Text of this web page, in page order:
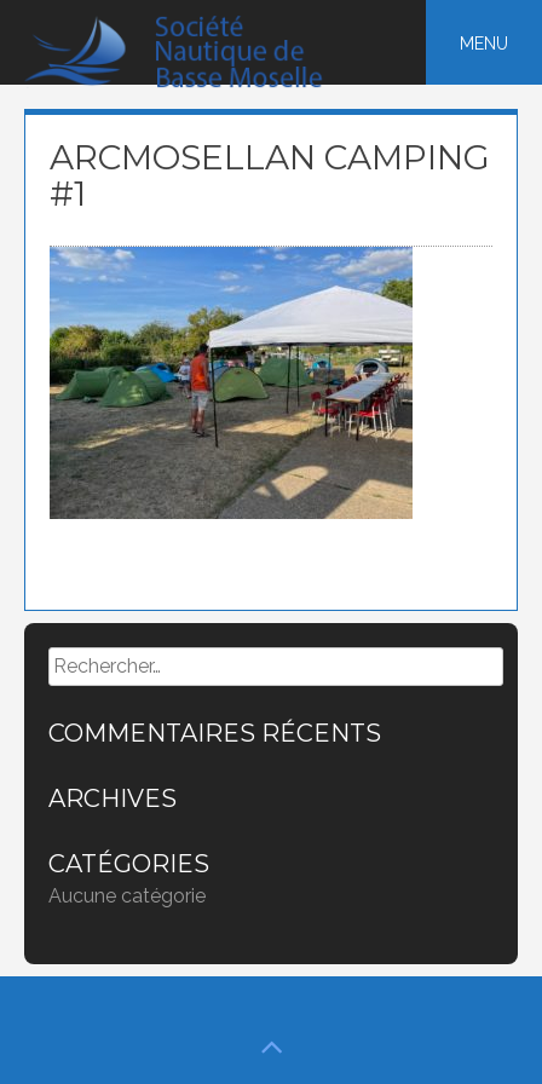
content
MENU
ARCMOSELLAN CAMPING
#1
Rechercher :
COMMENTAIRES RÉCENTS
ARCHIVES
CATÉGORIES
Aucune catégorie